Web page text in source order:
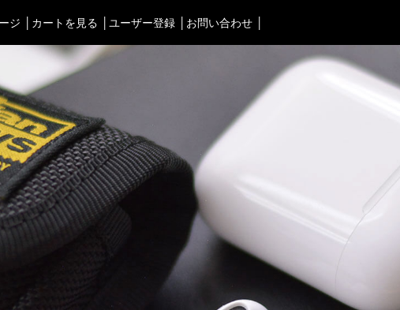
オーディオケース＞
ケース など／汎用
SONY
Cayin
Other
＜Bag＞
ビジネスバッグ
リュック／バックパック
ショルダーバッグ
斜めがけショルダーバッグ
サブバッグ／ウエストバッグ
バッグインバッグ
ボストンバッグ
カメラバッグ
即納ショップ
訳あり＆アウトレットShop
ブランドストーリー
スタッフブログ
ジ カートを見る ユーザー登録 お問い合わせ